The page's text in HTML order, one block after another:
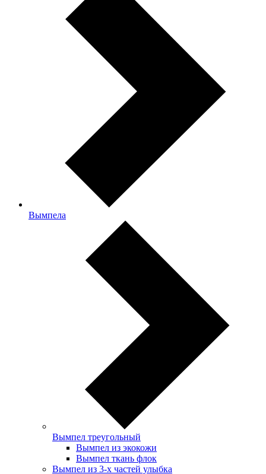
Вымпела
Вымпел треугольный
Вымпел из экокожи
Вымпел ткань флок
Вымпел из 3-х частей улыбка